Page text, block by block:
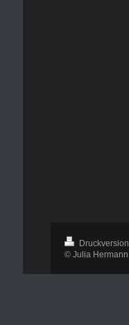
Druckversion
© Julia Hermann